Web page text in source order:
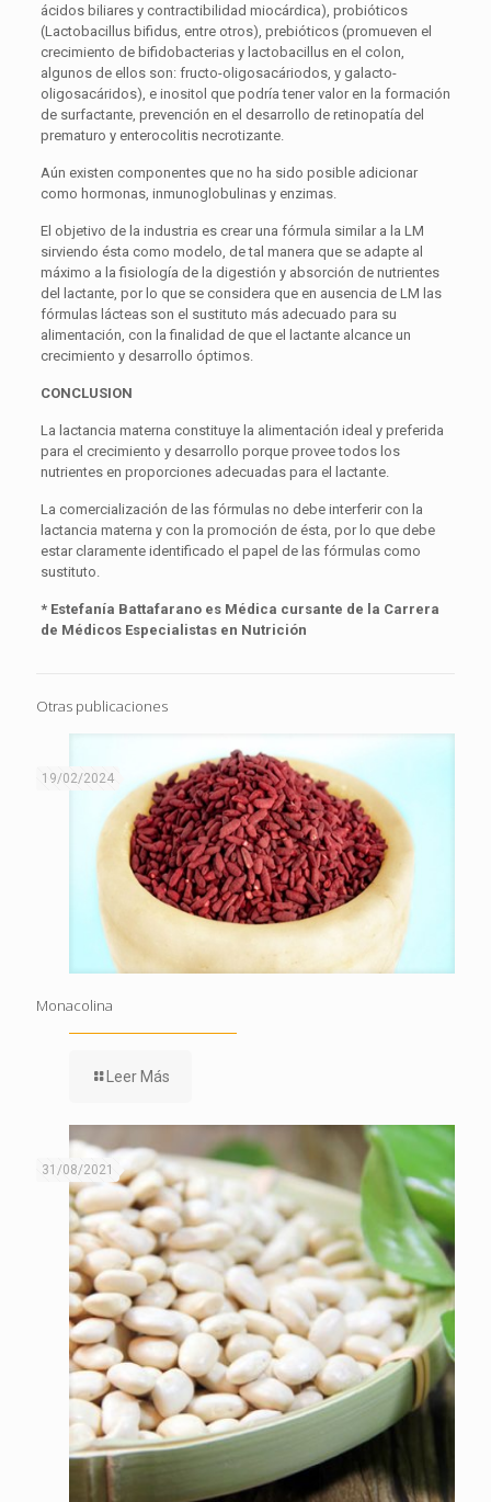
ácidos biliares y contractibilidad miocárdica), probióticos
(Lactobacillus bifidus, entre otros), prebióticos (promueven el
crecimiento de bifidobacterias y lactobacillus en el colon,
algunos de ellos son: fructo-oligosacáriodos, y galacto-
oligosacáridos), e inositol que podría tener valor en la formación
de surfactante, prevención en el desarrollo de retinopatía del
prematuro y enterocolitis necrotizante.
Aún existen componentes que no ha sido posible adicionar
como hormonas, inmunoglobulinas y enzimas.
El objetivo de la industria es crear una fórmula similar a la LM
sirviendo ésta como modelo, de tal manera que se adapte al
máximo a la fisiología de la digestión y absorción de nutrientes
del lactante, por lo que se considera que en ausencia de LM las
fórmulas lácteas son el sustituto más adecuado para su
alimentación, con la finalidad de que el lactante alcance un
crecimiento y desarrollo óptimos.
CONCLUSION
La lactancia materna constituye la alimentación ideal y preferida
para el crecimiento y desarrollo porque provee todos los
nutrientes en proporciones adecuadas para el lactante.
La comercialización de las fórmulas no debe interferir con la
lactancia materna y con la promoción de ésta, por lo que debe
estar claramente identificado el papel de las fórmulas como
sustituto.
* Estefanía Battafarano es Médica cursante de la Carrera
de Médicos Especialistas en Nutrición
Otras publicaciones
19/02/2024
Monacolina
Leer Más
31/08/2021